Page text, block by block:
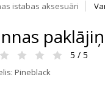
istabas aksesuāri
5 / 5
Pineblack